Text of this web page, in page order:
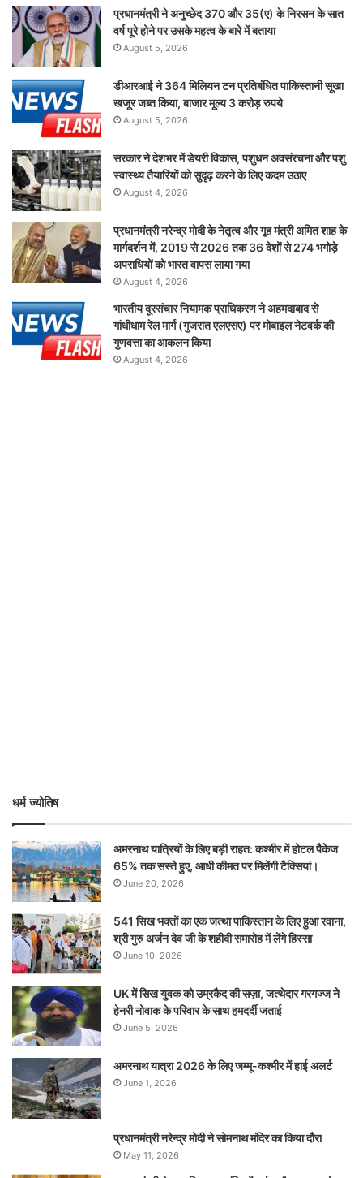
प्रधानमंत्री ने अनुच्छेद 370 और 35(ए) के निरसन के सात
वर्ष पूरे होने पर उसके महत्व के बारे में बताया
August 5, 2026
डीआरआई ने 364 मिलियन टन प्रतिबंधित पाकिस्तानी सूखा
खजूर जब्त किया, बाजार मूल्य 3 करोड़ रुपये
August 5, 2026
सरकार ने देशभर में डेयरी विकास, पशुधन अवसंरचना और पशु
स्वास्थ्य तैयारियों को सुदृढ़ करने के लिए कदम उठाए
August 4, 2026
प्रधानमंत्री नरेन्द्र मोदी के नेतृत्व और गृह मंत्री अमित शाह के
मार्गदर्शन में, 2019 से 2026 तक 36 देशों से 274 भगोड़े
अपराधियों को भारत वापस लाया गया
August 4, 2026
भारतीय दूरसंचार नियामक प्राधिकरण ने अहमदाबाद से
गांधीधाम रेल मार्ग (गुजरात एलएसए) पर मोबाइल नेटवर्क की
गुणवत्ता का आकलन किया
August 4, 2026
धर्म ज्योतिष
अमरनाथ यात्रियों के लिए बड़ी राहत: कश्मीर में होटल पैकेज
65% तक सस्ते हुए, आधी कीमत पर मिलेंगी टैक्सियां।
June 20, 2026
541 सिख भक्तों का एक जत्था पाकिस्तान के लिए हुआ रवाना,
श्री गुरु अर्जन देव जी के शहीदी समारोह में लेंगे हिस्सा
June 10, 2026
UK में सिख युवक को उम्रकैद की सज़ा, जत्थेदार गरगज्ज ने
हेनरी नोवाक के परिवार के साथ हमदर्दी जताई
June 5, 2026
अमरनाथ यात्रा 2026 के लिए जम्मू-कश्मीर में हाई अलर्ट
June 1, 2026
प्रधानमंत्री नरेन्‍द्र मोदी ने सोमनाथ मंदिर का किया दौरा
May 11, 2026